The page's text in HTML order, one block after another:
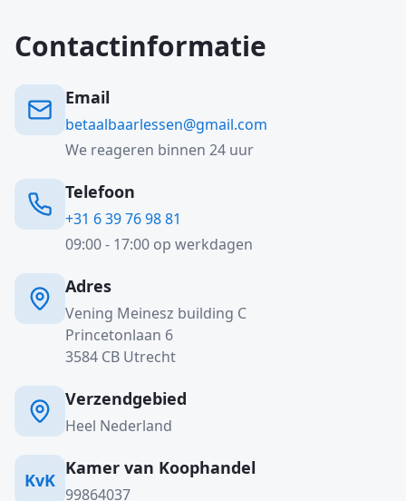
Contactinformatie
Email
betaalbaarlessen@gmail.com
We reageren binnen 24 uur
Telefoon
+31 6 39 76 98 81
09:00 - 17:00 op werkdagen
Adres
Vening Meinesz building C
Princetonlaan 6
3584 CB Utrecht
Verzendgebied
Heel Nederland
KvK
Kamer van Koophandel
99864037